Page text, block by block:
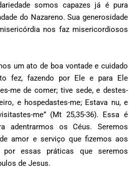
somos capazes já é pura
do Nazareno. Sua generosidade
nos faz misericordiosos
um ato de boa vontade e cuidado
fez, fazendo por Ele e para Ele
me de comer; tive sede, e destes-
e hospedastes-me; Estava nu, e
me”(Mt 25,35-36). Essa é
adentrarmos os Céus. Seremos
amor e serviço que fizemos aos
por essas práticas que seremos
de Jesus.